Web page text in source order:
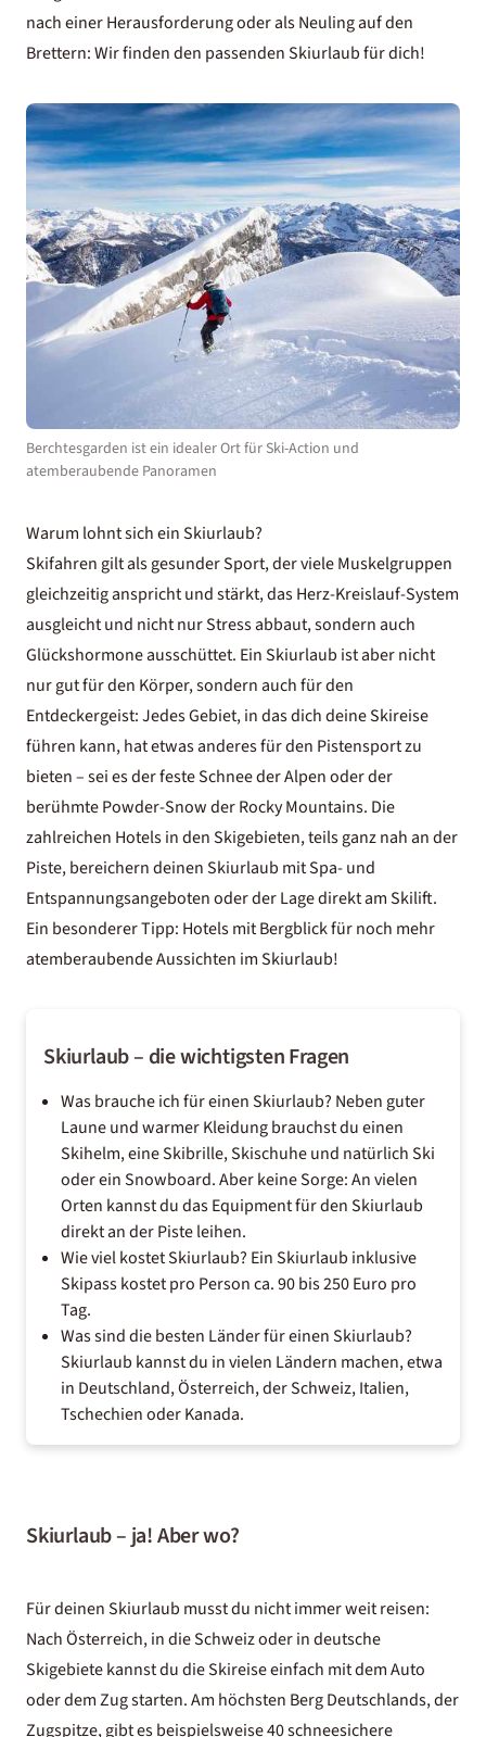
nach einer Herausforderung oder als Neuling auf den
Brettern: Wir finden den passenden Skiurlaub für dich!
Berchtesgarden ist ein idealer Ort für Ski-Action und
atemberaubende Panoramen
Warum lohnt sich ein Skiurlaub?
Skifahren gilt als gesunder Sport, der viele Muskelgruppen
gleichzeitig anspricht und stärkt, das Herz-Kreislauf-System
ausgleicht und nicht nur Stress abbaut, sondern auch
Glückshormone ausschüttet. Ein Skiurlaub ist aber nicht
nur gut für den Körper, sondern auch für den
Entdeckergeist: Jedes Gebiet, in das dich deine Skireise
führen kann, hat etwas anderes für den Pistensport zu
bieten – sei es der feste Schnee der Alpen oder der
berühmte Powder-Snow der Rocky Mountains. Die
zahlreichen Hotels in den Skigebieten, teils ganz nah an der
Piste, bereichern deinen Skiurlaub mit Spa- und
Entspannungsangeboten oder der Lage direkt am Skilift.
Ein besonderer Tipp: Hotels mit Bergblickfür noch mehr
atemberaubende Aussichten im Skiurlaub!
Skiurlaub – die wichtigsten Fragen
Was brauche ich für einen Skiurlaub? Neben guter
Laune und warmer Kleidung brauchst du einen
Skihelm, eine Skibrille, Skischuhe und natürlich Ski
oder ein Snowboard. Aber keine Sorge: An vielen
Orten kannst du das Equipment für den Skiurlaub
direkt an der Piste leihen.
Wie viel kostet Skiurlaub? Ein Skiurlaub inklusive
Skipass kostet pro Person ca. 90 bis 250 Euro pro
Tag.
Was sind die besten Länder für einen Skiurlaub?
Skiurlaub kannst du in vielen Ländern machen, etwa
in Deutschland, Österreich, der Schweiz, Italien,
Tschechien oder Kanada.
Skiurlaub – ja! Aber wo?
Für deinen Skiurlaub musst du nicht immer weit reisen:
Nach Österreich, in die Schweiz oder in deutsche
Skigebiete kannst du die Skireise einfach mit dem Auto
oder dem Zug starten. Am höchsten Berg Deutschlands, der
Zugspitze, gibt es beispielsweise 40 schneesichere